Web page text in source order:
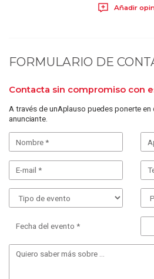
Añadir
FORMULARIO DE
Contacta sin compromiso con
A través de unAplauso puedes ponerte
anunciante.
Fecha del evento *